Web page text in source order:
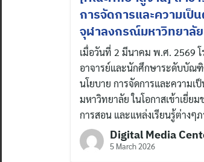
การจัดการและความเ
จุฬาลงกรณ์มหาวิทยาลัย
เมื่อวันที่ 2 มีนาคม พ.ศ. 2569
อาจารย์และนักศึกษาระดับบัณ
นโยบาย การจัดการและความ
มหาวิทยาลัย ในโอกาสเข้าเยี่ย
การสอน และแหล่งเรียนรู้ต่างๆภ
Digital Media
5 March 2026